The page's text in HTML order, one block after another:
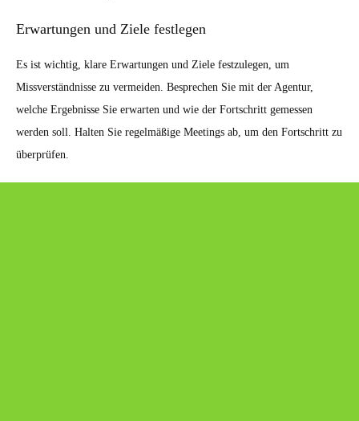
Erwartungen und Ziele festlegen
Es ist wichtig, klare Erwartungen und Ziele festzulegen, um
Missverständnisse zu vermeiden. Besprechen Sie mit der Agentur,
welche Ergebnisse Sie erwarten und wie der Fortschritt gemessen
werden soll. Halten Sie regelmäßige Meetings ab, um den Fortschritt zu
überprüfen.